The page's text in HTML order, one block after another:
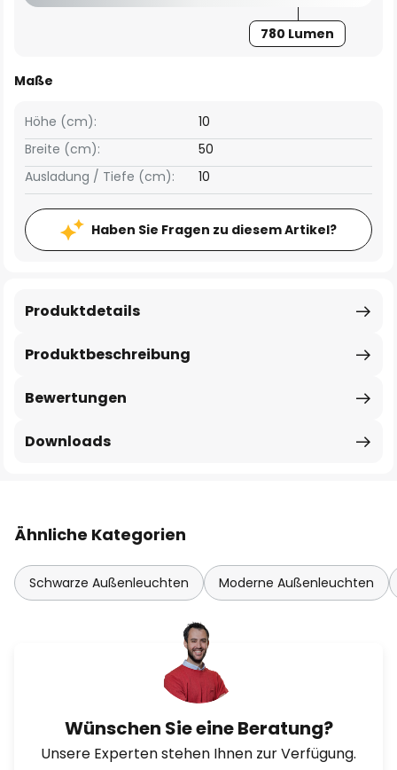
780 Lumen
Maße
Breite (cm): 50
Höhe (cm): 10
Ausladung / Tiefe (cm): 10
Haben Sie Fragen zu diesem Artikel?
Produktbeschreibung
Produktdetails
Bewertungen
Downloads
Ähnliche Kategorien
Schwarze Außenleuchten Moderne Außenleuchten
Wünschen Sie eine Beratung?
Unsere Experten stehen Ihnen zur Verfügung.